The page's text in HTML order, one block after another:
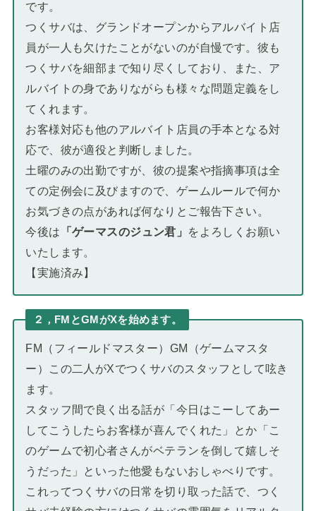
です。
つくサバは、グランドオープンからアルバイト店
員が一人も欠けたことがないのが自慢です。彼も
つくサバを細部まで知り尽くしており、また、ア
ルバイトの身でありながらも様々な問題定義をし
てくれます。
お客様対応も他のアルバイト店員の手本となる対
応で、彼が適役と判断しました。
土曜のみの出勤ですが、彼の提案や指摘事項は全
ての定例会に及びますので、ゲームルールで何か
お気づきの点があれば何なりとご報告下さい。
今後は 「ゲーマスのジュン君」
をよろしくお願い
いたします。
【実施済み】
２，FMとGMがXを始めます。
FM（フィールドマスター）GM（ゲームマスタ
ー）この二人がXでつくサバのスタッフとして呟き
ます。
スタッフ間で良く出る話が「今日はこーしてあー
してこうしたらお客様が喜んでくれた」とか「こ
のゲームで初心者さんがベテランを倒して嬉しそ
うだった」といった他愛もないおしゃべりです。
これってつくサバの日常を切り取った話で、つく